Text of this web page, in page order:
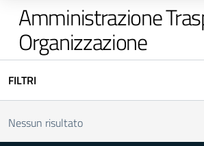
Amministrazione
Organizzazione
FILTRI
Nessun risultato